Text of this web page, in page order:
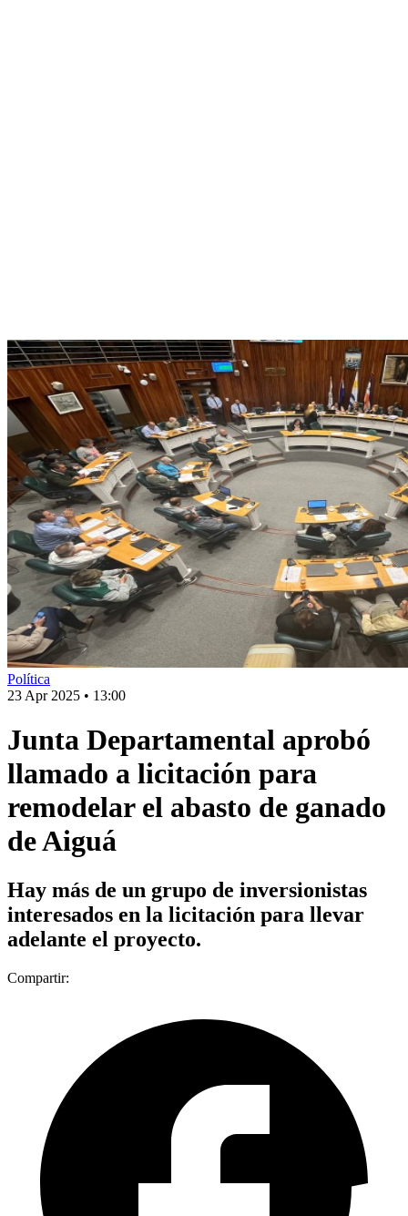
Política
23 Apr 2025 • 13:00
Junta Departamental aprobó
llamado a licitación para
remodelar el abasto de ganado
de Aiguá
Hay más de un grupo de inversionistas
interesados en la licitación para llevar
adelante el proyecto.
Compartir: